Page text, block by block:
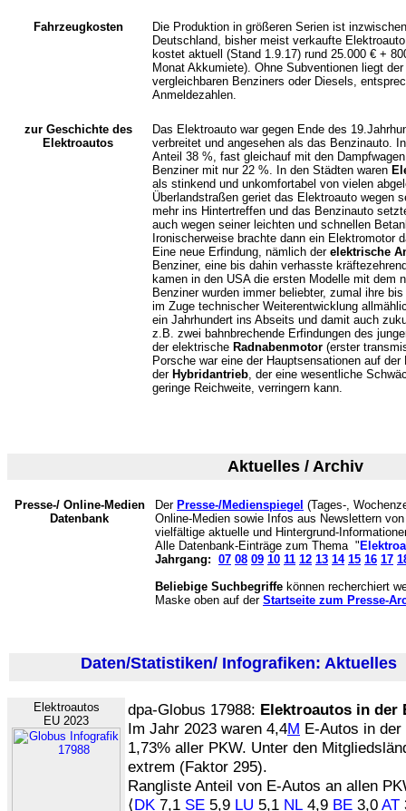
Fahrzeugkosten
Die Produktion in größeren Serien ist
Deutschland, bisher meist verkaufte
kostet aktuell (Stand 1.9.17) rund 25.000 € +
Monat Akkumiete). Ohne Subventionen liegt
vergleichbaren Benziners oder Diesels,
Anmeldezahlen.
zur Geschichte des
Elektroautos
Das Elektroauto war gegen Ende des
verbreitet und angesehen als das Benzinauto.
Anteil 38 %, fast gleichauf mit den
Benziner mit nur 22 %. In den Städten waren
als stinkend und unkomfortabel von vielen
Überlandstraßen geriet das Elektroauto wegen
mehr ins Hintertreffen und das Benzinauto
auch wegen seiner leichten und schnellen
Ironischerweise brachte dann ein Elektromotor
Eine neue Erfindung, nämlich der elektrische
Benziner, eine bis dahin verhasste
kamen in den USA die ersten Modelle mit dem
Benziner wurden immer beliebter, zumal ihre
im Zuge technischer Weiterentwicklung
ein Jahrhundert ins Abseits und damit auch
z.B. zwei bahnbrechende Erfindungen des
der elektrische Radnabenmotor (erster
Porsche war eine der Hauptsensationen auf
der Hybridantrieb, der eine wesentliche
geringe Reichweite, verringern kann.
Aktuelles / Archiv
Presse-/ Online-Medien
Datenbank
Der Presse-/Medienspiegel (Tages-,
Online-Medien sowie Infos aus Newslettern
vielfältige aktuelle und Hintergrund-
Alle Datenbank-Einträge zum Thema "
Jahrgang: 07 08 09 10 11 12 13 14 15 16 17
Beliebige Suchbegriffe können recherchiert
Maske oben auf der Startseite zum Presse-
Daten/Statistiken/ Infografiken: Aktuelles
Elektroautos
EU 2023
dpa-Globus 17988: Elektroautos in der
Im Jahr 2023 waren 4,4M E-Autos in
1,73% aller PKW. Unter den
extrem (Faktor 295).
Rangliste Anteil von E-Autos an allen
⟨DK 7,1 SE 5,9 LU 5,1 NL 4,9 BE 3,0 AT